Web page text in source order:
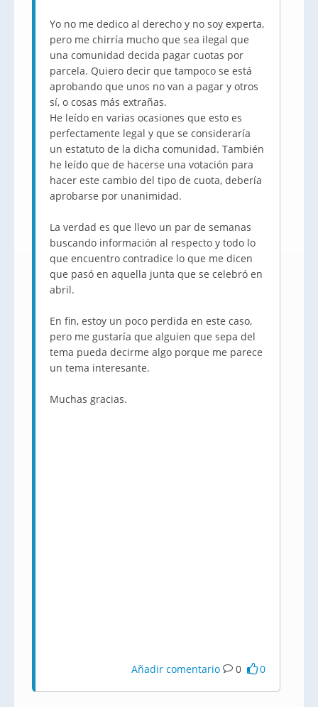
Yo no me dedico al derecho y no soy experta,
pero me chirría mucho que sea ilegal que
una comunidad decida pagar cuotas por
parcela. Quiero decir que tampoco se está
aprobando que unos no van a pagar y otros
sí, o cosas más extrañas.
He leído en varias ocasiones que esto es
perfectamente legal y que se consideraría
un estatuto de la dicha comunidad. También
he leído que de hacerse una votación para
hacer este cambio del tipo de cuota, debería
aprobarse por unanimidad.
La verdad es que llevo un par de semanas
buscando información al respecto y todo lo
que encuentro contradice lo que me dicen
que pasó en aquella junta que se celebró en
abril.
En fin, estoy un poco perdida en este caso,
pero me gustaría que alguien que sepa del
tema pueda decirme algo porque me parece
un tema interesante.
Muchas gracias.
Añadir comentario 0 0